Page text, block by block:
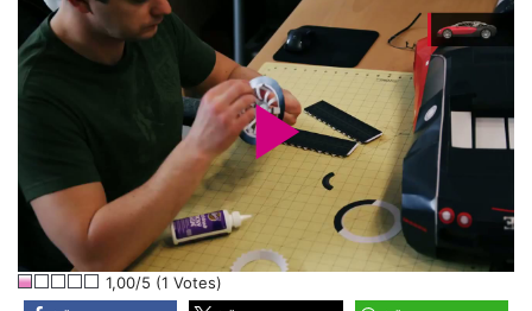
P
l
1,00/5 (1 Votes)